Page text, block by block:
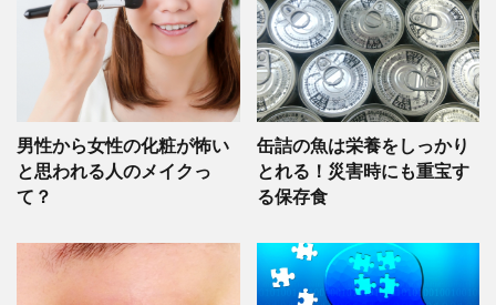
男性から女性の化粧が怖い
と思われる人のメイクっ
て？
缶詰の魚は栄養をしっかり
とれる！災害時にも重宝す
る保存食